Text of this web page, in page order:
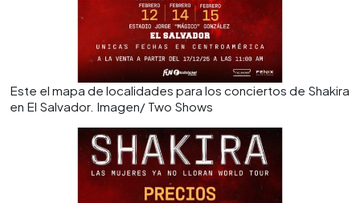
Este el mapa de localidades para los conciertos de Shakira
en El Salvador. Imagen/ Two Shows